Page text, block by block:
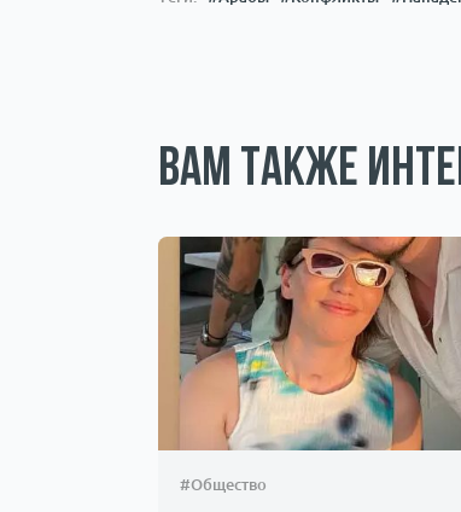
Вам также
#Общество